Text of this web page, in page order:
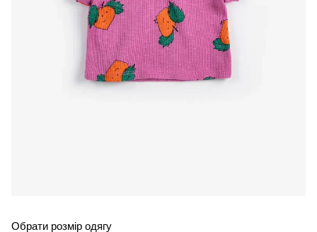
Обрати розмір одягу